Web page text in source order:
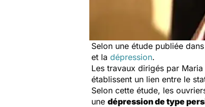
Selon une étude publiée
et la dépression.
Les travaux dirigés par
établissent un lien entre le
Selon cette étude, les
une dépression de type